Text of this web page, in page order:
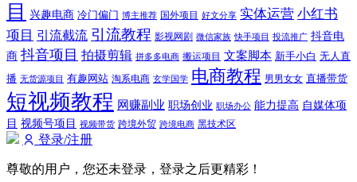
目
兴趣电商 冷门偏门 博主推荐 国外项目 好文分享 实体运营 小红书
项目 引流截流 引流教程 影视网剧 微信家族 快手项目 投流推广 抖音电
商 抖音项目 拍摄剪辑 拼多多电商 搬运项目 文案脚本 新手小白 无人直
播 无货源项目 有趣网站 淘系电商 玄学国学 电商教程 男男女女 直播带货
短视频教程 网赚副业 职场创业 职场办公 能力提高 自媒体项
目 视频号项目 视频带货 跨境外贸 跨境电商 黑技术区
登录/注册
尊敬的用户，您还未登录，登录之后更精彩！